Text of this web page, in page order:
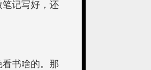
记写好，还
书啥的。那